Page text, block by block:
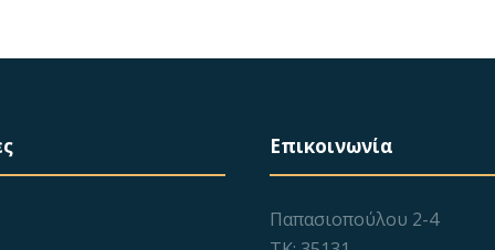
Επικοινωνία
Παπασιοπούλου 2-4